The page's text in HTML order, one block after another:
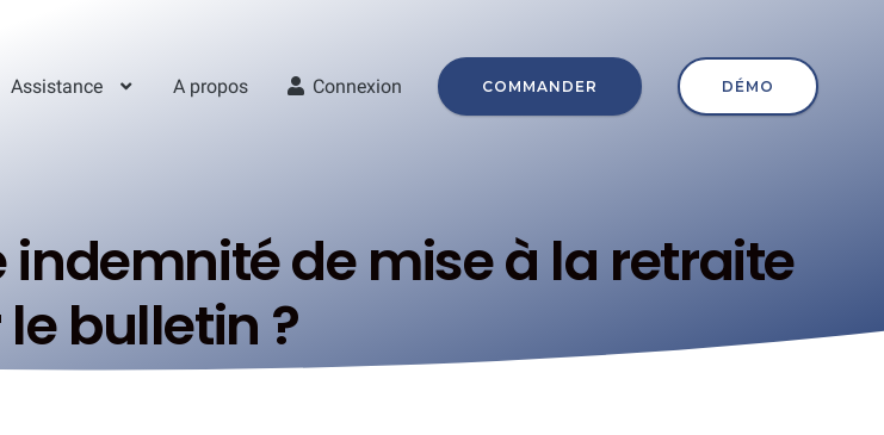
Assistance A propos Connexion COMMANDER DÉMO
de mise à la retraite
bulletin ?